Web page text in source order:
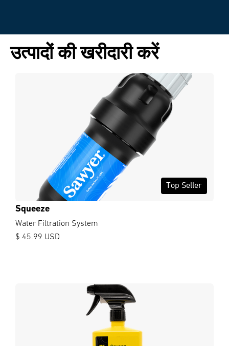
उत्पादों की खरीदारी करें
Top Seller
Squeeze
Water Filtration System
$ 45.99 USD